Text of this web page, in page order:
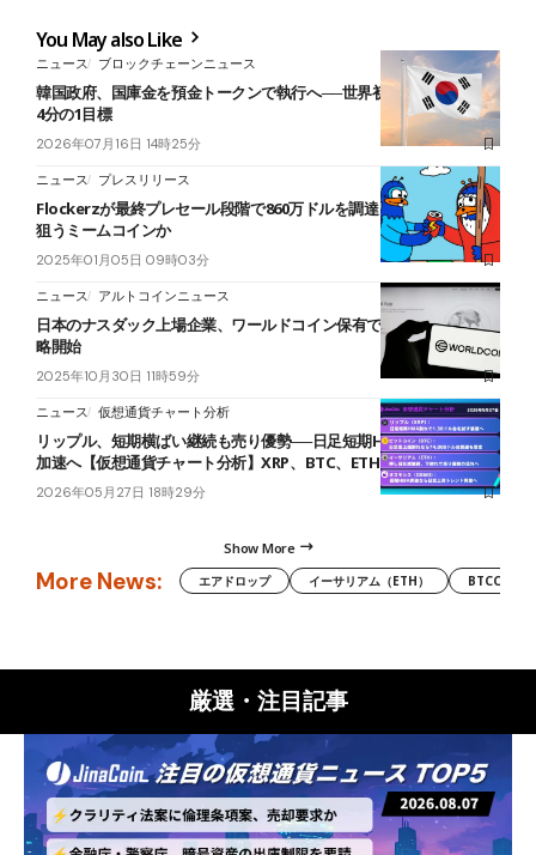
You May also Like
ニュース ブロックチェーンニュース
韓国政府、国庫金を預金トークンで執行へ──世界初と明記、30年に
4分の1目標
2026年07月16日 14時25分
ニュース プレスリリース
Flockerzが最終プレセール段階で860万ドルを調達｜次の10倍成長を
狙うミームコインか
2025年01月05日 09時03分
ニュース アルトコインニュース
日本のナスダック上場企業、ワールドコイン保有でトレジャリー戦
略開始
2025年10月30日 11時59分
ニュース 仮想通貨チャート分析
リップル、短期横ばい継続も売り優勢──日足短期HMA下抜けで下落
加速へ【仮想通貨チャート分析】XRP、BTC、ETH、OSMO
2026年05月27日 18時29分
Show More
More News: エアドロップ イーサリアム（ETH） BTCC
厳選・注目記事